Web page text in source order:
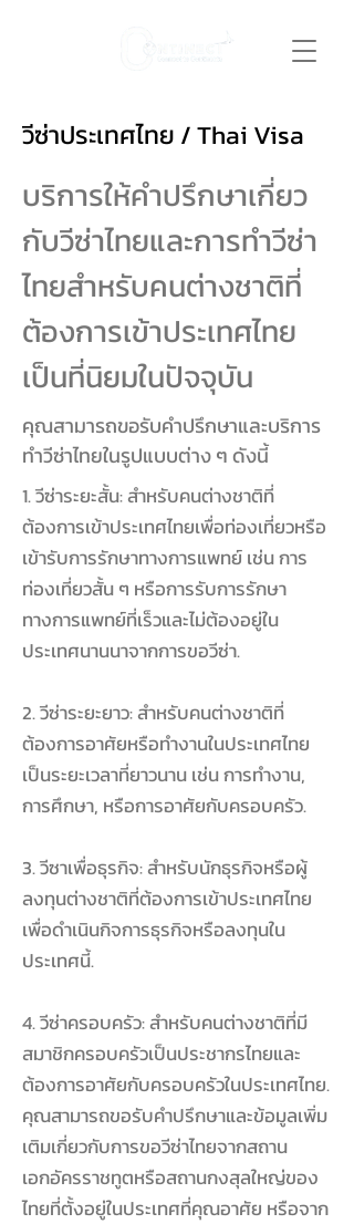
วีซ่าประเทศไทย / Thai Visa
บริการให้คำปรึกษาเกี่ยว
กับวีซ่าไทยและการทำวีซ่า
ไทยสำหรับคนต่างชาติที่
ต้องการเข้าประเทศไทย
เป็นที่นิยมในปัจจุบัน
คุณสามารถขอรับคำปรึกษาและบริการ
ทำวีซ่าไทยในรูปแบบต่าง ๆ ดังนี้
1. วีซ่าระยะสั้น: สำหรับคนต่างชาติที่
ต้องการเข้าประเทศไทยเพื่อท่องเที่ยวหรือ
เข้ารับการรักษาทางการแพทย์ เช่น การ
ท่องเที่ยวสั้น ๆ หรือการรับการรักษา
ทางการแพทย์ที่เร็วและไม่ต้องอยู่ใน
ประเทศนานนาจากการขอวีซ่า.
2. วีซ่าระยะยาว: สำหรับคนต่างชาติที่
ต้องการอาศัยหรือทำงานในประเทศไทย
เป็นระยะเวลาที่ยาวนาน เช่น การทำงาน,
การศึกษา, หรือการอาศัยกับครอบครัว.
3. วีซาเพื่อธุรกิจ: สำหรับนักธุรกิจหรือผู้
ลงทุนต่างชาติที่ต้องการเข้าประเทศไทย
เพื่อดำเนินกิจการธุรกิจหรือลงทุนใน
ประเทศนี้.
4. วีซ่าครอบครัว: สำหรับคนต่างชาติที่มี
สมาชิกครอบครัวเป็นประชากรไทยและ
ต้องการอาศัยกับครอบครัวในประเทศไทย.
คุณสามารถขอรับคำปรึกษาและข้อมูลเพิ่ม
เติมเกี่ยวกับการขอวีซ่าไทยจากสถาน
เอกอัครราชทูตหรือสถานกงสุลใหญ่ของ
ไทยที่ตั้งอยู่ในประเทศที่คุณอาศัย หรือจาก